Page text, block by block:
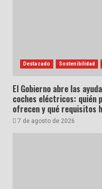
Destacado Sostenibilidad
El Gobierno abre las
coches eléctricos: quién
ofrecen y qué requisitos
7 de agosto de 2026